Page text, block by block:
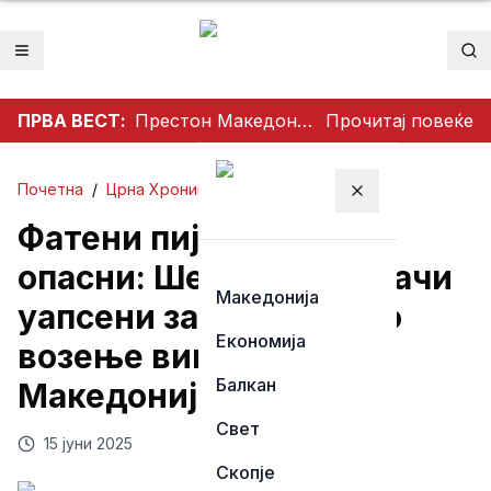
Отвори мени
ПРВА ВЕСТ: Престон Македонија го освои Dockerty Cup по 34 години, Тевере прогласен за најдобар играч Прочитај повеќе
Затвори мени
Македонија
Економија
Балкан
Свет
Скопје
Почетна / Црна Хроника
Фатени пијани, брзи и
опасни: Шестмина возачи
уапсени за безобѕирно
возење викендов низ
Македонија!
15 јуни 2025